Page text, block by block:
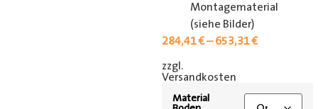
Montagematerial
(siehe Bilder)
284,41€–653,31€
zzgl.
Versandkosten
Material